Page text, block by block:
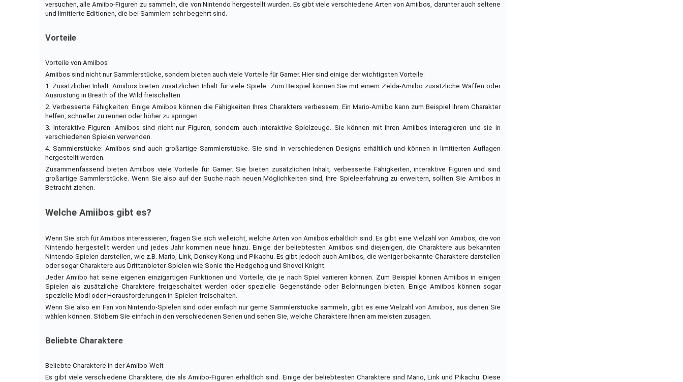
versuchen, alle Amiibo-Figuren zu sammeln, die von Nintendo hergestellt wurden. Es gibt viele verschiedene Arten von Amiibos, darunter auch seltene
und limitierte Editionen, die bei Sammlern sehr begehrt sind.
Vorteile
Vorteile von Amiibos
Amiibos sind nicht nur Sammlerstücke, sondern bieten auch viele Vorteile für Gamer. Hier sind einige der wichtigsten Vorteile:
1. Zusätzlicher Inhalt: Amiibos bieten zusätzlichen Inhalt für viele Spiele. Zum Beispiel können Sie mit einem Zelda-Amiibo zusätzliche Waffen oder
Ausrüstung in Breath of the Wild freischalten.
2. Verbesserte Fähigkeiten: Einige Amiibos können die Fähigkeiten Ihres Charakters verbessern. Ein Mario-Amiibo kann zum Beispiel Ihrem Charakter
helfen, schneller zu rennen oder höher zu springen.
3. Interaktive Figuren: Amiibos sind nicht nur Figuren, sondern auch interaktive Spielzeuge. Sie können mit Ihren Amiibos interagieren und sie in
verschiedenen Spielen verwenden.
4. Sammlerstücke: Amiibos sind auch großartige Sammlerstücke. Sie sind in verschiedenen Designs erhältlich und können in limitierten Auflagen
hergestellt werden.
Zusammenfassend bieten Amiibos viele Vorteile für Gamer. Sie bieten zusätzlichen Inhalt, verbesserte Fähigkeiten, interaktive Figuren und sind
großartige Sammlerstücke. Wenn Sie also auf der Suche nach neuen Möglichkeiten sind, Ihre Spieleerfahrung zu erweitern, sollten Sie Amiibos in
Betracht ziehen.
Welche Amiibos gibt es?
Wenn Sie sich für Amiibos interessieren, fragen Sie sich vielleicht, welche Arten von Amiibos erhältlich sind. Es gibt eine Vielzahl von Amiibos, die von
Nintendo hergestellt werden und jedes Jahr kommen neue hinzu. Einige der beliebtesten Amiibos sind diejenigen, die Charaktere aus bekannten
Nintendo-Spielen darstellen, wie z.B. Mario, Link, Donkey Kong und Pikachu. Es gibt jedoch auch Amiibos, die weniger bekannte Charaktere darstellen
oder sogar Charaktere aus Drittanbieter-Spielen wie Sonic the Hedgehog und Shovel Knight.
Jeder Amiibo hat seine eigenen einzigartigen Funktionen und Vorteile, die je nach Spiel variieren können. Zum Beispiel können Amiibos in einigen
Spielen als zusätzliche Charaktere freigeschaltet werden oder spezielle Gegenstände oder Belohnungen bieten. Einige Amiibos können sogar
spezielle Modi oder Herausforderungen in Spielen freischalten.
Wenn Sie also ein Fan von Nintendo-Spielen sind oder einfach nur gerne Sammlerstücke sammeln, gibt es eine Vielzahl von Amiibos, aus denen Sie
wählen können. Stöbern Sie einfach in den verschiedenen Serien und sehen Sie, welche Charaktere Ihnen am meisten zusagen.
Beliebte Charaktere
Beliebte Charaktere in der Amiibo-Welt
Es gibt viele verschiedene Charaktere, die als Amiibo-Figuren erhältlich sind. Einige der beliebtesten Charaktere sind Mario, Link und Pikachu. Diese